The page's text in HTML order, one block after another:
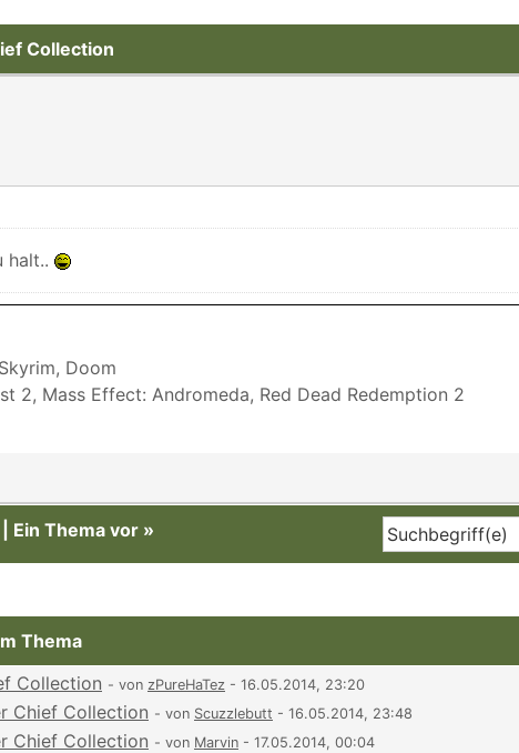
Collection
halt..
Doom
2, Mass Effect: Andromeda, Red Dead Redemption 2
Ein Thema vor »
Thema
Collection - von zPureHaTez - 16.05.2014, 23:20
Chief Collection - von Scuzzlebutt - 16.05.2014, 23:48
Chief Collection - von Marvin - 17.05.2014, 00:04